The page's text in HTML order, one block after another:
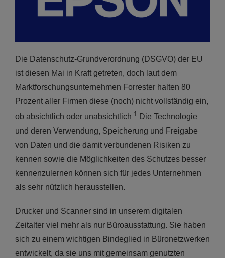
Die Datenschutz-Grundverordnung (DSGVO) der EU
ist diesen Mai in Kraft getreten, doch laut dem
Marktforschungsunternehmen Forrester halten 80
Prozent aller Firmen diese (noch) nicht vollständig ein,
ob absichtlich oder unabsichtlich 1Die Technologie
und deren Verwendung, Speicherung und Freigabe
von Daten und die damit verbundenen Risiken zu
kennen sowie die Möglichkeiten des Schutzes besser
kennenzulernen können sich für jedes Unternehmen
als sehr nützlich herausstellen.
Drucker und Scanner sind in unserem digitalen
Zeitalter viel mehr als nur Büroausstattung. Sie haben
sich zu einem wichtigen Bindeglied in Büronetzwerken
entwickelt, da sie uns mit gemeinsam genutzten